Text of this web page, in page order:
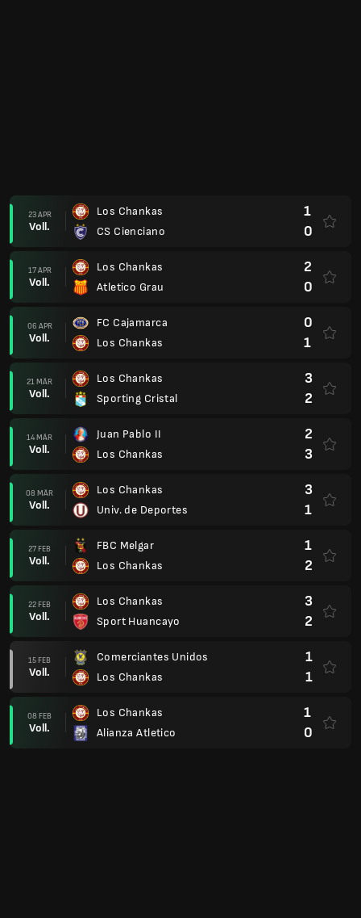
14 MÄR
Voll.
Juan Pablo II
Los Chankas
2
3
08 MÄR
Voll.
Los Chankas
Univ. de Deportes
3
1
27 FEB
Voll.
FBC Melgar
Los Chankas
1
2
22 FEB
Voll.
Los Chankas
Sport Huancayo
3
2
15 FEB
Voll.
Comerciantes Unidos
Los Chankas
1
1
08 FEB
Voll.
Los Chankas
Alianza Atletico
1
0
31 JAN
Voll.
Sport Boys Association
Los Chankas
1
1
Liga 1; Overall
Univ. de Deportes
0
0
Los Chankas
1
1
Ayacucho FC
1